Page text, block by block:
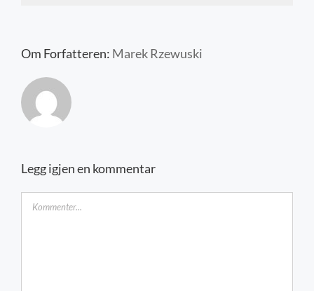
Om Forfatteren: Marek Rzewuski
Legg igjen en kommentar